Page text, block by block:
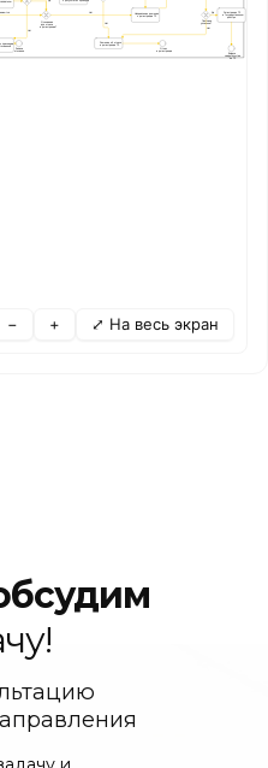
заявителю
признании
Основания
для отказа
в регистрации?
Решение об отказе
в регистрации ТЗ
Направление решения
о регистрации ТЗ
Пошлина
уплачена?
Регистрация ТЗ
в Государственном
реестре
Выдача
свидетельства
на ТЗ
в регистрации
Заявка
отозвана
имеются Нет
Нет
Да
Нет
− + ⤢ На весь экран